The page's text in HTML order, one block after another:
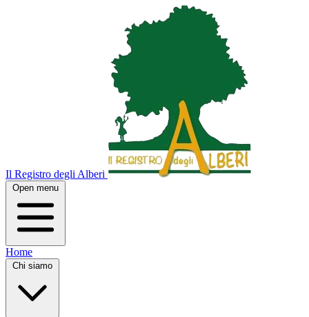
Il Registro degli Alberi
Open menu
Home
Chi siamo